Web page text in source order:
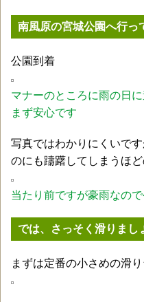
南風原の宮城公園へ行っ
公園到着
マナーのところに雨の日
まず安心です
写真ではわかりにくいで
のにも躊躇してしまうほど
当たり前ですが豪雨なの
では、さっそく滑りまし
まずは定番の小さめの滑り